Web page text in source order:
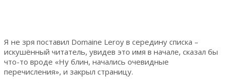
Я не зря поставил Domaine Leroy в середину списка –
искушённый читатель, увидев это имя в начале, сказал бы
что-то вроде «Ну блин, начались очевидные
перечисления», и закрыл страницу.